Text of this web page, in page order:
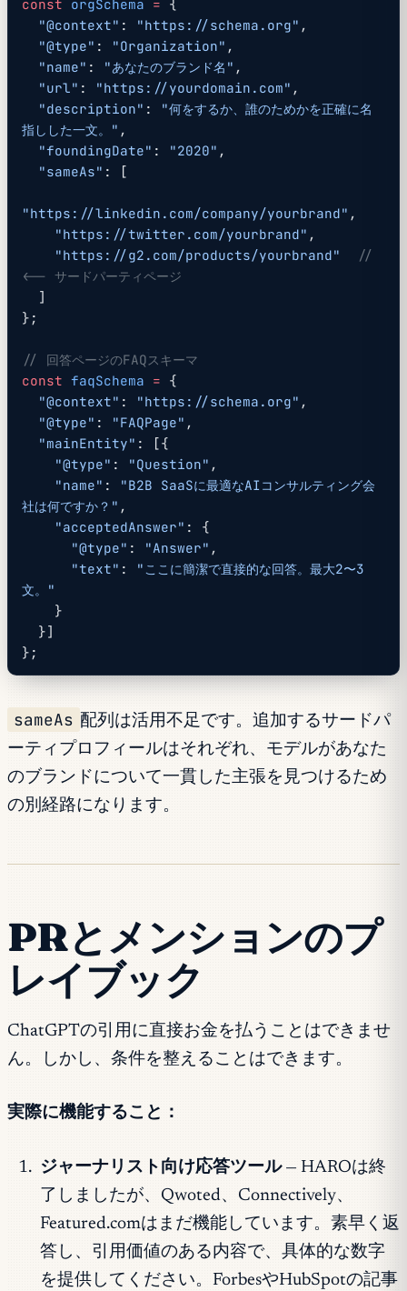
const orgSchema = {
  "@context"
: "https://schema.org" ,
  "@type"
: "Organization" ,
  "name"
: "あなたのブランド名" ,
  "url"
: "https://yourdomain.com" ,
  "description"
: "何をするか、誰のためかを正確に名
指しした一文。" ,
  "foundingDate"
: "2020" ,
  "sameAs"
: [
"https://linkedin.com/company/yourbrand" ,
    "https://twitter.com/yourbrand"
,
    "https://g2.com/products/yourbrand"
  //
<-- サードパーティページ
  ]
};
// 回答ページのFAQスキーマ
const faqSchema = {
  "@context"
: "https://schema.org" ,
  "@type"
: "FAQPage" ,
  "mainEntity"
: [{
    "@type"
: "Question" ,
    "name"
: "B2B SaaSに最適なAIコンサルティング会
社は何ですか？" ,
    "acceptedAnswer"
: {
      "@type"
: "Answer" ,
      "text"
: "ここに簡潔で直接的な回答。最大2〜3
文。"
    }
  }]
};
sameAs 配列は活用不足です。追加するサードパ
ーティプロフィールはそれぞれ、モデルがあなた
のブランドについて一貫した主張を見つけるため
の別経路になります。
PRとメンションのプ
レイブック
ChatGPTの引用に直接お金を払うことはできませ
ん。しかし、条件を整えることはできます。
実際に機能すること：
ジャーナリスト向け応答ツール— HAROは終
了しましたが、Qwoted、Connectively、
Featured.comはまだ機能しています。素早く返
答し、引用価値のある内容で、具体的な数字
を提供してください。ForbesやHubSpotの記事